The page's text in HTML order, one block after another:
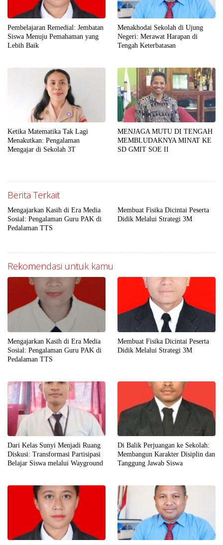
Pembelajaran Remedial: Jembatan
Siswa Menuju Pemahaman yang
Lebih Baik
Menakhodai Sekolah di Ujung
Negeri: Merawat Harapan di
Tengah Keterbatasan
Ketika Matematika Tak Lagi
Menakutkan: Pengalaman
Mengajar di Sekolah 3T
MENJAGA MUTU DI TENGAH
MEMBLUDAKNYA MINAT KE
SD GMIT SOE II
Berita Terkait
Mengajarkan Kasih di Era Media
Sosial: Pengalaman Guru PAK di
Pedalaman TTS
Membuat Fisika Dicintai Peserta
Didik Melalui Strategi 3M
Rekomendasi untuk kamu
Mengajarkan Kasih di Era Media
Sosial: Pengalaman Guru PAK di
Pedalaman TTS
Membuat Fisika Dicintai Peserta
Didik Melalui Strategi 3M
Dari Kelas Sunyi Menjadi Ruang
Diskusi: Transformasi Partisipasi
Belajar Siswa melalui Wayground
Di Balik Perjuangan ke Sekolah:
Membangun Karakter Disiplin dan
Tanggung Jawab Siswa